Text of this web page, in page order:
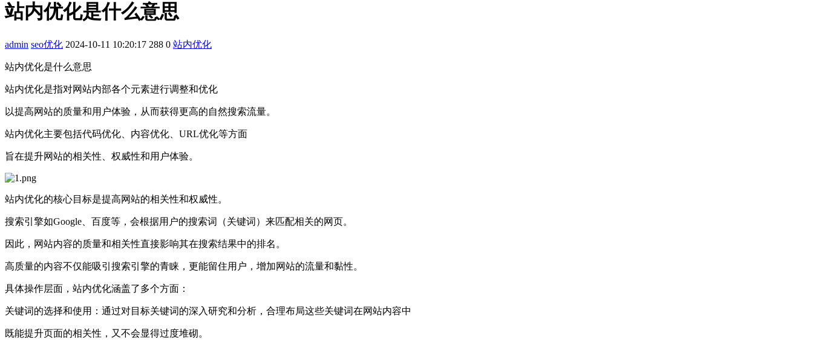
站内优化是什么意思
admin seo优化 2024-10-11 10:20:17 288 0 站内优化
站内优化是什么意思
站内优化是指对网站内部各个元素进行调整和优化
以提高网站的质量和用户体验，从而获得更高的自然搜索流量。
站内优化主要包括代码优化、内容优化、URL优化等方面
旨在提升网站的相关性、权威性和用户体验。
站内优化的核心目标是提高网站的相关性和权威性。
搜索引擎如Google、百度等，会根据用户的搜索词（关键词）来匹配相关的网页。
因此，网站内容的质量和相关性直接影响其在搜索结果中的排名。
高质量的内容不仅能吸引搜索引擎的青睐，更能留住用户，增加网站的流量和黏性。
具体操作层面，站内优化涵盖了多个方面：
关键词的选择和使用：通过对目标关键词的深入研究和分析，合理布局这些关键词在网站内容中
既能提升页面的相关性，又不会显得过度堆砌。